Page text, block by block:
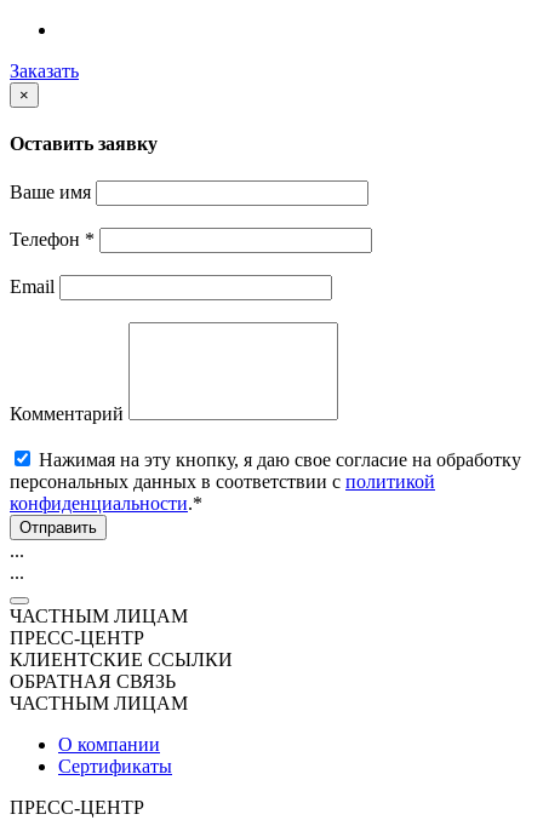
Заказать
×
Оставить заявку
Ваше имя
Телефон *
Email
Комментарий
Нажимая на эту кнопку, я даю свое согласие на обработку
персональных данных в соответствии с политикой
конфиденциальности.*
Отправить
...
...
ЧАСТНЫМ ЛИЦАМ
ПРЕСС-ЦЕНТР
КЛИЕНТСКИЕ ССЫЛКИ
ОБРАТНАЯ СВЯЗЬ
ЧАСТНЫМ ЛИЦАМ
О компании
Сертификаты
ПРЕСС-ЦЕНТР